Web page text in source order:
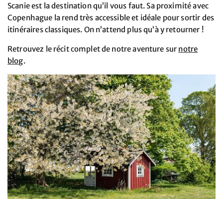
Scanie est la destination qu’il vous faut. Sa proximité avec
Copenhague la rend très accessible et idéale pour sortir des
itinéraires classiques. On n’attend plus qu’à y retourner !
Retrouvez le récit complet de notre aventure sur notre
blog.